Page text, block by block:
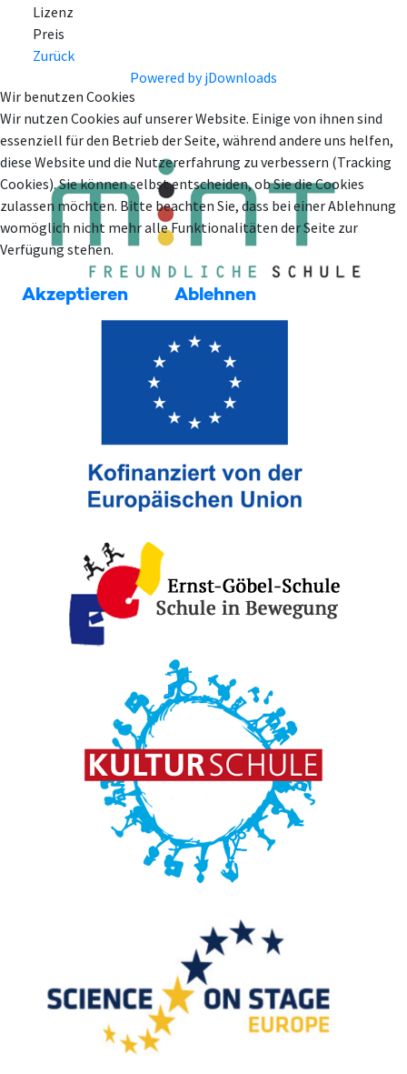
Lizenz
Preis
Zurück
Powered by jDownloads
Wir benutzen Cookies
Wir nutzen Cookies auf unserer Website. Einige von ihnen sind
essenziell für den Betrieb der Seite, während andere uns helfen,
diese Website und die Nutzererfahrung zu verbessern (Tracking
Cookies). Sie können selbst entscheiden, ob Sie die Cookies
zulassen möchten. Bitte beachten Sie, dass bei einer Ablehnung
womöglich nicht mehr alle Funktionalitäten der Seite zur
Verfügung stehen.
Akzeptieren Ablehnen